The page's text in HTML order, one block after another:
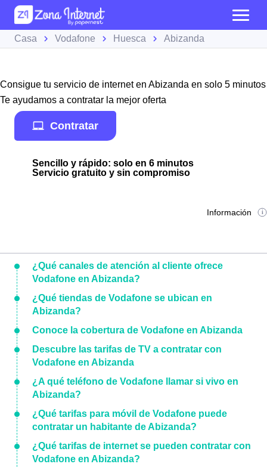
Casa Vodafone Huesca Abizanda
Consigue tu servicio de internet en Abizanda en solo 5 minutos
Te ayudamos a contratar la mejor oferta
Contratar
Sencillo y rápido: solo en 6 minutos
Servicio gratuito y sin compromiso
Información
¿Qué canales de atención al cliente ofrece
Vodafone en Abizanda?
¿Qué tiendas de Vodafone se ubican en
Abizanda?
Conoce la cobertura de Vodafone en Abizanda
Descubre las tarifas de TV a contratar con
Vodafone en Abizanda
¿A qué teléfono de Vodafone llamar si vivo en
Abizanda?
¿Qué tarifas para móvil de Vodafone puede
contratar un habitante de Abizanda?
¿Qué tarifas de internet se pueden contratar con
Vodafone en Abizanda?